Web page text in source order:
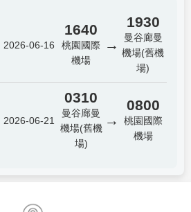
2026-06-16
1640
桃園國際
機場
→
1930
曼谷廊曼
機場(舊機
場)
2026-06-21
0310
曼谷廊曼
機場(舊機
場)
→
0800
桃園國際
機場